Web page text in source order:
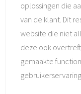
oplossingen die
van de klant. Dit
website die niet
deze ook
gemaakte